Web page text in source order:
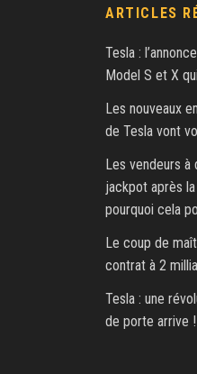
ARTICLES
Tesla :
Model S et X
Les nouveaux
de Tesla vont
Les vendeurs
jackpot après
pourquoi cela
Le coup de
contrat à 2
Tesla : une
de porte arrive !